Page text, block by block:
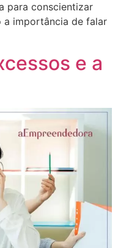
para conscientizar
a importância de falar
e a